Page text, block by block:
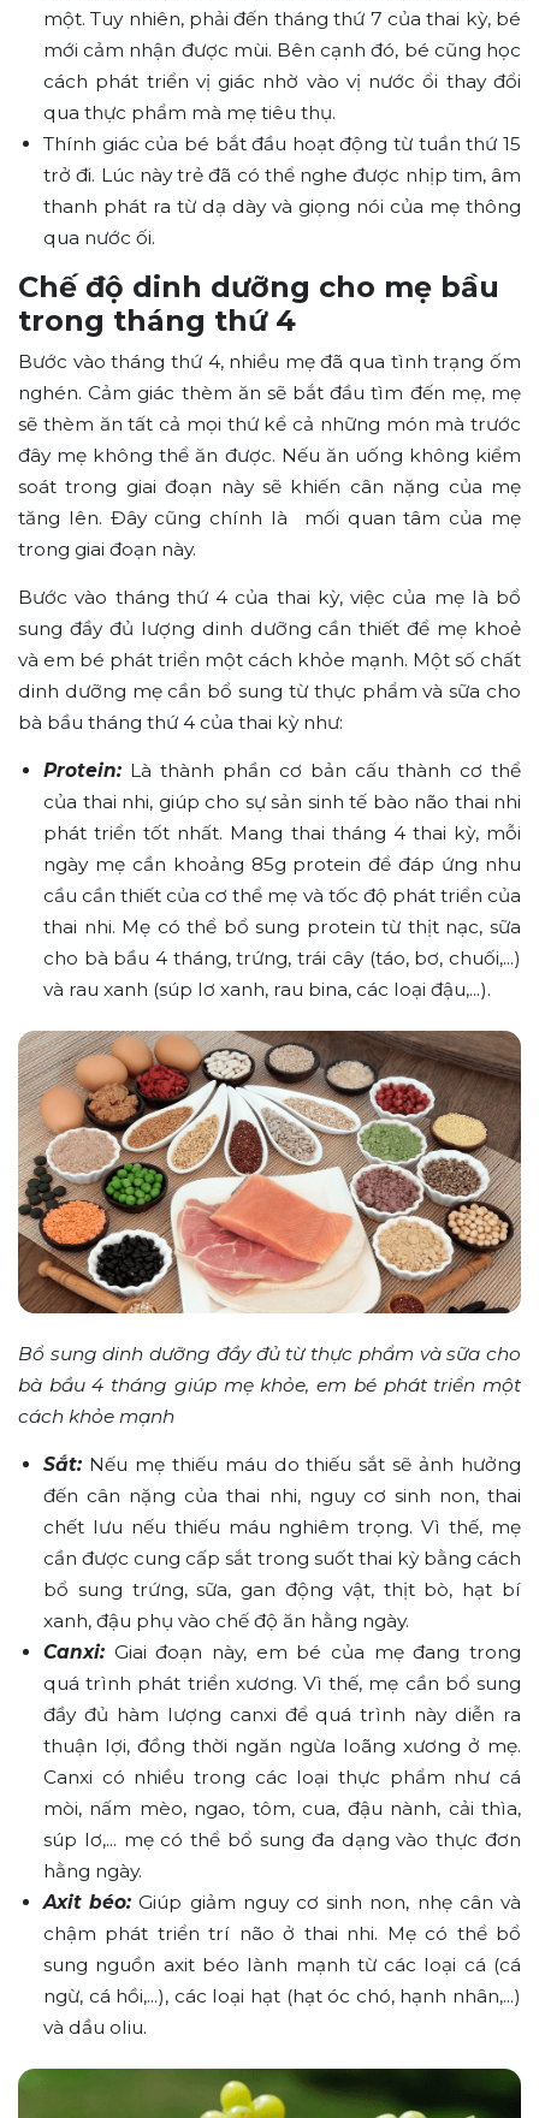
một. Tuy nhiên, phải đến tháng thứ 7 của thai kỳ, bé
mới cảm nhận được mùi. Bên cạnh đó, bé cũng học
cách phát triển vị giác nhờ vào vị nước ổi thay đổi
qua thực phẩm mà mẹ tiêu thụ.
Thính giác của bé bắt đầu hoạt động từ tuần thứ 15
trở đi. Lúc này trẻ đã có thể nghe được nhịp tim, âm
thanh phát ra từ dạ dày và giọng nói của mẹ thông
qua nước ối.
Chế độ dinh dưỡng cho mẹ bầu
trong tháng thứ 4
Bước vào tháng thứ 4, nhiều mẹ đã qua tình trạng ốm
nghén. Cảm giác thèm ăn sẽ bắt đầu tìm đến mẹ, mẹ
sẽ thèm ăn tất cả mọi thứ kể cả những món mà trước
đây mẹ không thể ăn được. Nếu ăn uống không kiểm
soát trong giai đoạn này sẽ khiến cân nặng của mẹ
tăng lên. Đây cũng chính là mối quan tâm của mẹ
trong giai đoạn này.
Bước vào tháng thứ 4 của thai kỳ, việc của mẹ là bổ
sung đầy đủ lượng dinh dưỡng cần thiết để mẹ khoẻ
và em bé phát triển một cách khỏe mạnh. Một số chất
dinh dưỡng mẹ cần bổ sung từ thực phẩm và sữa cho
bà bầu tháng thứ 4 của thai kỳ như:
Protein: Là thành phần cơ bản cấu thành cơ thể
của thai nhi, giúp cho sự sản sinh tế bào não thai nhi
phát triển tốt nhất. Mang thai tháng 4 thai kỳ, mỗi
ngày mẹ cần khoảng 85g protein để đáp ứng nhu
cầu cần thiết của cơ thể mẹ và tốc độ phát triển của
thai nhi. Mẹ có thể bổ sung protein từ thịt nạc, sữa
cho bà bầu 4 tháng, trứng, trái cây (táo, bơ, chuối,...)
và rau xanh (súp lơ xanh, rau bina, các loại đậu,...).
Bổ sung dinh dưỡng đầy đủ từ thực phẩm và sữa cho
bà bầu 4 tháng giúp mẹ khỏe, em bé phát triển một
cách khỏe mạnh
Sắt: Nếu mẹ thiếu máu do thiếu sắt sẽ ảnh hưởng
đến cân nặng của thai nhi, nguy cơ sinh non, thai
chết lưu nếu thiếu máu nghiêm trọng. Vì thế, mẹ
cần được cung cấp sắt trong suốt thai kỳ bằng cách
bổ sung trứng, sữa, gan động vật, thịt bò, hạt bí
xanh, đậu phụ vào chế độ ăn hằng ngày.
Canxi: Giai đoạn này, em bé của mẹ đang trong
quá trình phát triển xương. Vì thế, mẹ cần bổ sung
đầy đủ hàm lượng canxi để quá trình này diễn ra
thuận lợi, đồng thời ngăn ngừa loãng xương ở mẹ.
Canxi có nhiều trong các loại thực phẩm như cá
mòi, nấm mèo, ngao, tôm, cua, đậu nành, cải thìa,
súp lơ,... mẹ có thể bổ sung đa dạng vào thực đơn
hằng ngày.
Axit béo: Giúp giảm nguy cơ sinh non, nhẹ cân và
chậm phát triển trí não ở thai nhi. Mẹ có thể bổ
sung nguồn axit béo lành mạnh từ các loại cá (cá
ngừ, cá hồi,...), các loại hạt (hạt óc chó, hạnh nhân,...)
và dầu oliu.